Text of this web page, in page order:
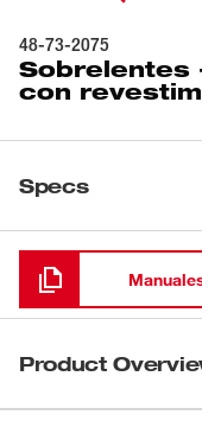
48-73-2075
Sobrelentes
con
Specs
Cargando
Product